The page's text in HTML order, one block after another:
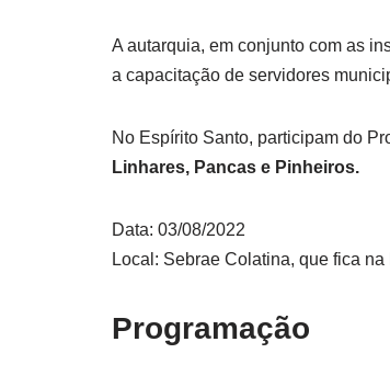
A autarquia, em conjunto com as
a capacitação de servidores
No Espírito Santo, participam do
Linhares, Pancas e Pinheiros.
Data: 03/08/2022
Local: Sebrae Colatina, que fica
Programação